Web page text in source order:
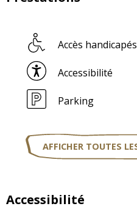
Accès handicapés
Accessibilité
Parking
AFFICHER TOUTES
Accessibilité